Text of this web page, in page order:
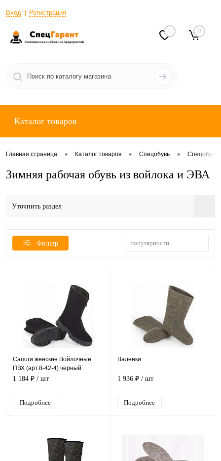
Вход Регистрация
0 0
Каталог товаров
Главная страница • Каталог товаров • Спецобувь • Спецобувь
Зимняя рабочая обувь из войлока и ЭВА
Уточнить раздел
Фильтр популярности
Сапоги женские Войлочные
ПВХ (арт.8-42-4) черный
1 184 ₽ / шт
Подробнее
Валенки
1 936 ₽ / шт
Подробнее